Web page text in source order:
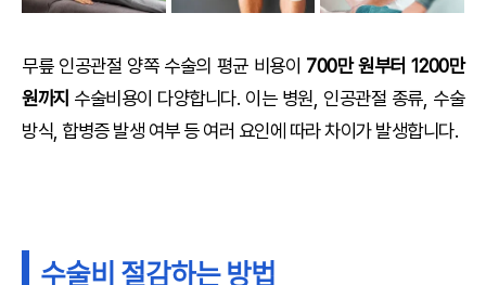
무릎 인공관절 양쪽 수술의 평균 비용이 700만 원부터 1200만
원까지 수술비용이 다양합니다. 이는 병원, 인공관절 종류, 수술
방식, 합병증 발생 여부 등 여러 요인에 따라 차이가 발생합니다.
수술비 절감하는 방법